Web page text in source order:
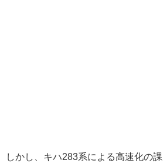
しかし、キハ283系による高速化の